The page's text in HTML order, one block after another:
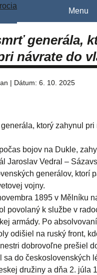
Menu
generála,
návrate do
| Dátum: 6. 10. 2025
bojov na Dukle,
Jaroslav Vedral –
generálov, ktorí
vojny.
1895 v Mělníku
povolaný k službe v
armády. Po absolvovaní
odišiel na ruský front,
dobrovoľne prešiel
sa do československých
družiny a dňa 2. júla